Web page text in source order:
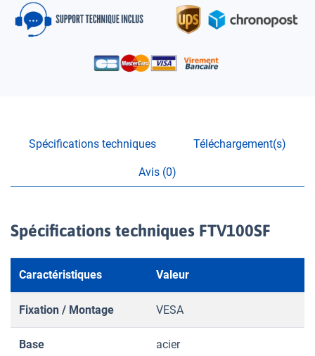
Spécifications techniques Téléchargement(s)
Avis (0)
Spécifications techniques FTV100SF
Caractéristiques Valeur
Fixation / Montage VESA
Base acier